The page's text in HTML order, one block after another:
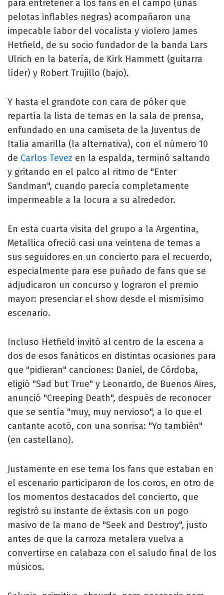
para entretener a los fans en el campo (unas
pelotas inflables negras) acompañaron una
impecable labor del vocalista y violero James
Hetfield, de su socio fundador de la banda Lars
Ulrich en la batería, de Kirk Hammett (guitarra
líder) y Robert Trujillo (bajo).
Y hasta el grandote con cara de póker que
repartía la lista de temas en la sala de prensa,
enfundado en una camiseta de la Juventus de
Italia amarilla (la alternativa), con el número 10
de Carlos Tevez en la espalda, terminó saltando
y gritando en el palco al ritmo de "Enter
Sandman", cuando parecía completamente
impermeable a la locura a su alrededor.
En esta cuarta visita del grupo a la Argentina,
Metallica ofreció casi una veintena de temas a
sus seguidores en un concierto para el recuerdo,
especialmente para ese puñado de fans que se
adjudicaron un concurso y lograron el premio
mayor: presenciar el show desde el mismísimo
escenario.
Incluso Hetfield invitó al centro de la escena a
dos de esos fanáticos en distintas ocasiones para
que "pidieran" canciones: Daniel, de Córdoba,
eligió "Sad but True" y Leonardo, de Buenos Aires,
anunció "Creeping Death", después de reconocer
que se sentía "muy, muy nervioso", a lo que el
cantante acotó, con una sonrisa: "Yo también"
(en castellano).
Justamente en ese tema los fans que estaban en
el escenario participaron de los coros, en otro de
los momentos destacados del concierto, que
registró su instante de éxtasis con un pogo
masivo de la mano de "Seek and Destroy", justo
antes de que la carroza metalera vuelva a
convertirse en calabaza con el saludo final de los
músicos.